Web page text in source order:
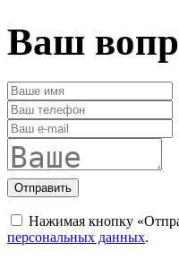
Ваш
Отправить
Нажимая кнопку
персональных данных.